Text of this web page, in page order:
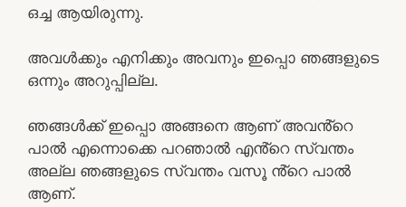
ഒച്ച ആയിരുന്നു.
അവൾക്കും എനിക്കും അവനും ഇപ്പൊ ഞങ്ങളുടെ
ഒന്നും അറുപ്പില്ല.
ഞങ്ങൾക്ക് ഇപ്പൊ അങ്ങനെ ആണ് അവൻ്റെ
പാൽ എന്നൊക്കെ പറഞാൽ എൻ്റെ സ്വന്തം
അല്ല ഞങ്ങളുടെ സ്വന്തം വസൂ ൻ്റെ പാൽ
ആണ്.